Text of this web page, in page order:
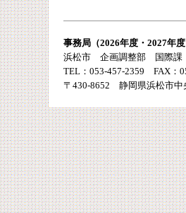
事務局（2026年度・2027年度
浜松市 企画調整部 国際課
TEL：053-457-2359 FAX：
〒430-8652 静岡県浜松市中